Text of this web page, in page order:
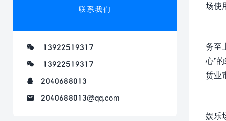
场使
务至
心”
赁业
娱乐
联系我们
13922519317
13922519317
2040688013
2040688013@qq.com